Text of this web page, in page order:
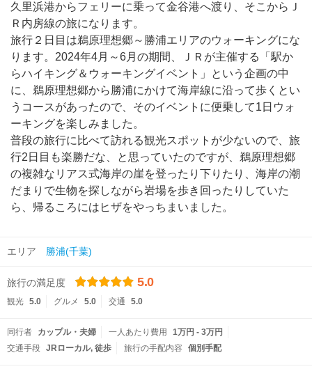
久里浜港からフェリーに乗って金谷港へ渡り、そこからＪ
Ｒ内房線の旅になります。
旅行２日目は鵜原理想郷～勝浦エリアのウォーキングにな
ります。2024年4月～6月の期間、ＪＲが主催する「駅か
らハイキング＆ウォーキングイベント」という企画の中
に、鵜原理想郷から勝浦にかけて海岸線に沿って歩くとい
うコースがあったので、そのイベントに便乗して1日ウォ
ーキングを楽しみました。
普段の旅行に比べて訪れる観光スポットが少ないので、旅
行2日目も楽勝だな、と思っていたのですが、鵜原理想郷
の複雑なリアス式海岸の崖を登ったり下りたり、海岸の潮
だまりで生物を探しながら岩場を歩き回ったりしていた
ら、帰るころにはヒザをやっちまいました。
エリア 勝浦(千葉)
旅行の満足度 5.0
観光 5.0 グルメ 5.0 交通 5.0
同行者 カップル・夫婦 一人あたり費用
1万円 - 3万円
交通手段 JRローカル 徒歩 旅行の手配内容 個別手配